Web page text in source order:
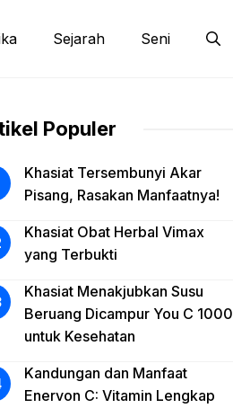
Sejarah Seni
Populer
Khasiat Tersembunyi Akar
Pisang, Rasakan Manfaatnya!
Khasiat Obat Herbal Vimax
yang Terbukti
Khasiat Menakjubkan Susu
Beruang Dicampur You C 1000
untuk Kesehatan
Kandungan dan Manfaat
Enervon C: Vitamin Lengkap